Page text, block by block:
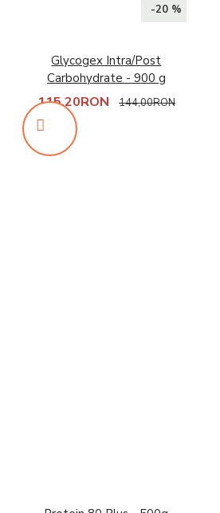
-20 %
Glycogex Intra/Post
Carbohydrate - 900 g
115,20RON 144,00RON